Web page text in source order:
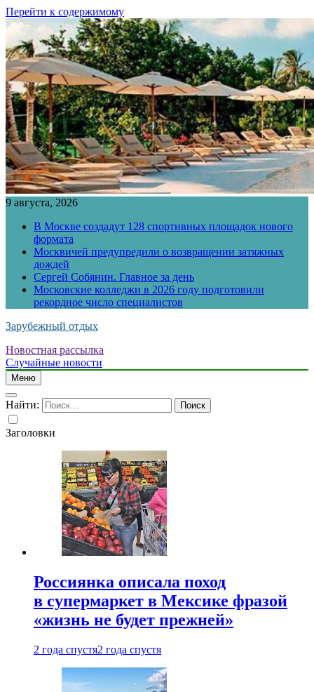
Перейти к содержимому
9 августа, 2026
В Москве создадут 128 спортивных площадок нового
формата
Москвичей предупредили о возвращении затяжных
дождей
Сергей Собянин. Главное за день
Московские колледжи в 2026 году подготовили
рекордное число специалистов
Зарубежный отдых
Новостная рассылка
Случайные новости
Меню
Найти:
Заголовки
Россиянка описала поход
в супермаркет в Мексике фразой
«жизнь не будет прежней»
2 года спустя2 года спустя